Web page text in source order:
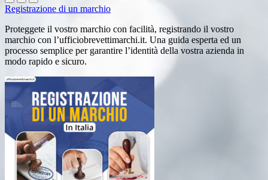
Registrazione di un marchio
Proteggete il vostro marchio con facilità, registrando il vostro
marchio con l’ufficiobrevettimarchi.it. Una guida esperta ed un
processo semplice per garantire l’identità della vostra azienda in
modo rapido e sicuro.